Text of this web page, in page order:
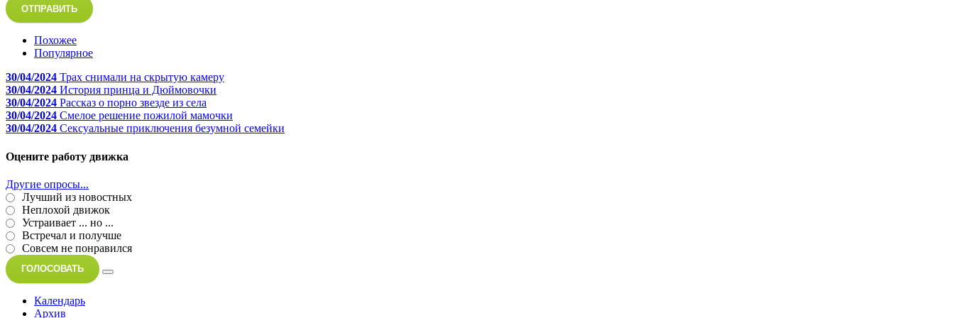
ОТПРАВИТЬ
Похожее
Популярное
30/04/2024 Трах снимали на скрытую камеру
30/04/2024 История принца и Дюймовочки
30/04/2024 Рассказ о порно звезде из села
30/04/2024 Смелое решение пожилой мамочки
30/04/2024 Сексуальные приключения безумной семейки
Оцените работу движка
Другие опросы...
Лучший из новостных
Неплохой движок
Устраивает ... но ...
Встречал и получше
Совсем не понравился
ГОЛОСОВАТЬ
Календарь
Архив